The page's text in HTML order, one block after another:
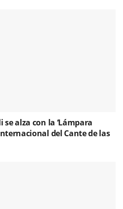
se alza con la ‘Lámpara
del Cante de las